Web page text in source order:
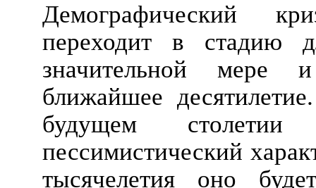
Демографический
переходит в стадию
значительной мере
ближайшее
будущем столетии
пессимистический
тысячелетия оно